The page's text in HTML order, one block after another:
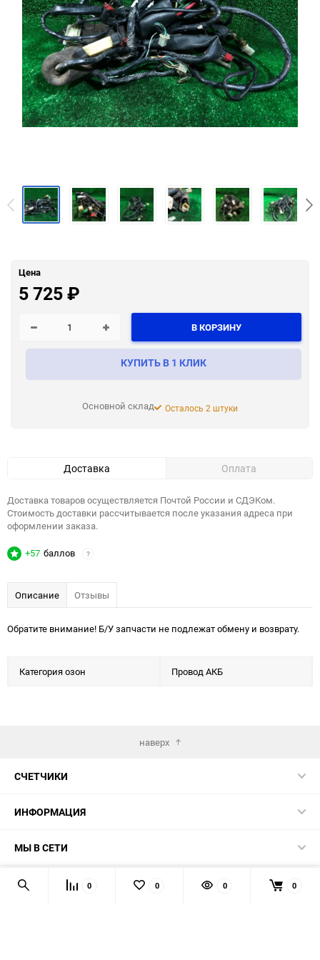
Цена
5 725₽
В КОРЗИНУ
КУПИТЬ В 1 КЛИК
Основной склад Осталось 2 штуки
Доставка Оплата
Доставка товаров осуществляется Почтой России и СДЭКом.
Стоимость доставки рассчитывается после указания адреса при
оформлении заказа.
+57 баллов ?
Описание Отзывы
Обратите внимание! Б/У запчасти не подлежат обмену и возврату.
Категория озон Провод АКБ
наверх
СЧЕТЧИКИ
ИНФОРМАЦИЯ
МЫ В СЕТИ
КОНТАКТЫ 0 0 0 0